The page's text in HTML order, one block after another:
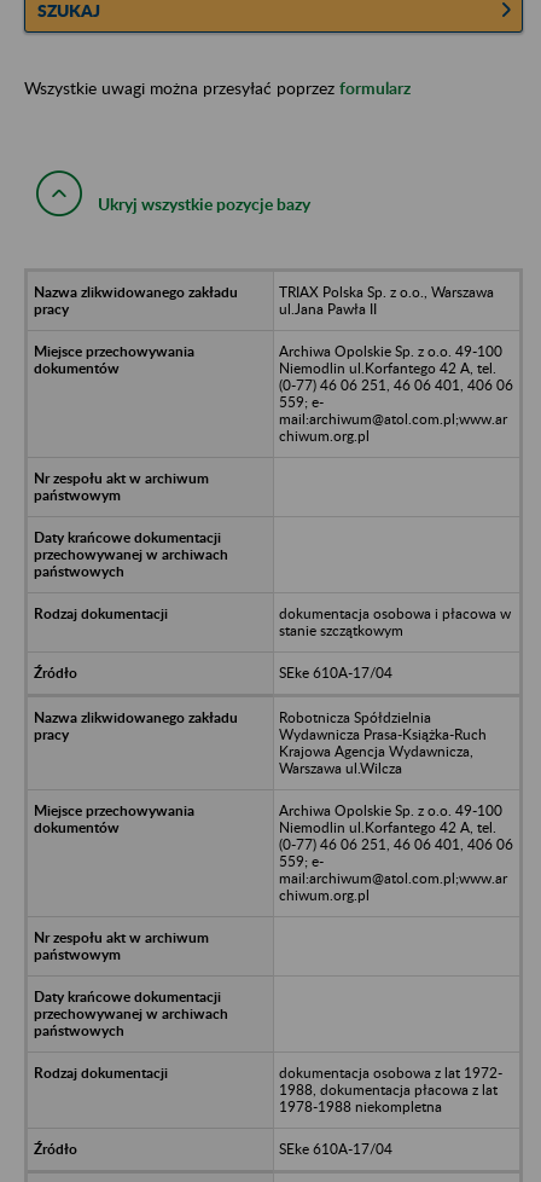
SZUKAJ
Wszystkie uwagi można przesyłać poprzez formularz
Ukryj wszystkie pozycje bazy
TRIAX Polska Sp. z o.o., Warszawa
ul.Jana Pawła II
Archiwa Opolskie Sp. z o.o. 49-100
Niemodlin ul.Korfantego 42 A, tel.
(0-77) 46 06 251, 46 06 401, 406 06
559; e-
mail:archiwum@atol.com.pl;www.ar
chiwum.org.pl
dokumentacja osobowa i płacowa w
stanie szczątkowym
SEke 610A-17/04
Robotnicza Spółdzielnia
Wydawnicza Prasa-Książka-Ruch
Krajowa Agencja Wydawnicza,
Warszawa ul.Wilcza
Archiwa Opolskie Sp. z o.o. 49-100
Niemodlin ul.Korfantego 42 A, tel.
(0-77) 46 06 251, 46 06 401, 406 06
559; e-
mail:archiwum@atol.com.pl;www.ar
chiwum.org.pl
dokumentacja osobowa z lat 1972-
1988, dokumentacja płacowa z lat
1978-1988 niekompletna
SEke 610A-17/04